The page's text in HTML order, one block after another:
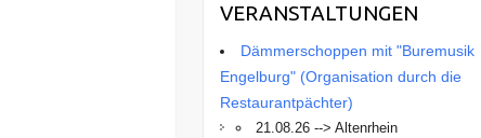
VERANSTALTUNGEN
Dämmerschoppen mit "Buremusik
Engelburg" (Organisation durch die
Restaurantpächter)
21.08.26 --> Altenrhein